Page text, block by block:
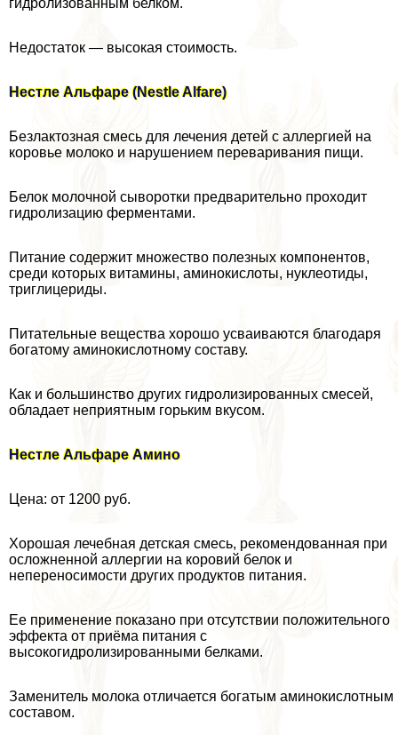
гидролизованным белком.
Недостаток — высокая стоимость.
Нестле Альфаре (Nestle Alfare)
Безлактозная смесь для лечения детей с аллергией на
коровье молоко и нарушением переваривания пищи.
Белок молочной сыворотки предварительно проходит
гидролизацию ферментами.
Питание содержит множество полезных компонентов,
среди которых витамины, аминокислоты, нуклеотиды,
триглицериды.
Питательные вещества хорошо усваиваются благодаря
богатому аминокислотному составу.
Как и большинство других гидролизированных смесей,
обладает неприятным горьким вкусом.
Нестле Альфаре Амино
Цена: от 1200 руб.
Хорошая лечебная детская смесь, рекомендованная при
осложненной аллергии на коровий белок и
непереносимости других продуктов питания.
Ее применение показано при отсутствии положительного
эффекта от приёма питания с
высокогидролизированными белками.
Заменитель молока отличается богатым аминокислотным
составом.